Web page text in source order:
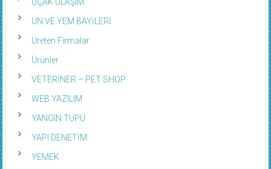
UN VE YEM BAYİLERİ
Üreten Firmalar
Ürünler
VETERİNER – PET SHOP
WEB YAZILIM
YANGIN TÜPÜ
YAPI DENETİM
YEMEK